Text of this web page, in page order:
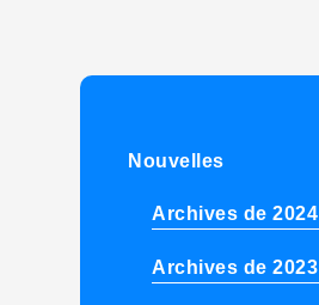
Nouvelles
Archives de 2024
Archives de 2023